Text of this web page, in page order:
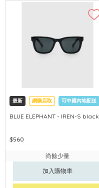
最新 網購店取 可中國內地配送
BLUE ELEPHANT - IREN-S black
$560
尚餘少量
加入購物車